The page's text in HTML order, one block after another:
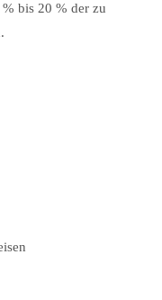
bis 20 % der zu